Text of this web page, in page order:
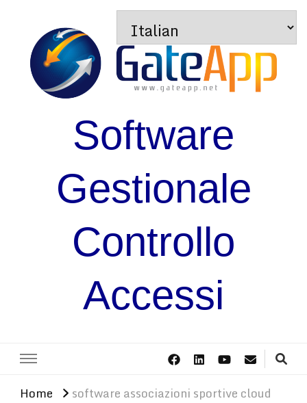
Software
Gestionale
Controllo
Accessi
Home software associazioni sportive cloud